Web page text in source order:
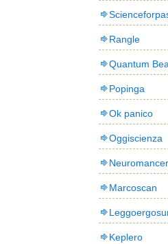
Rangle
Quantum
Popinga
Ok panico
Oggiscienza
Neuromancer
Marcoscan
Keplero